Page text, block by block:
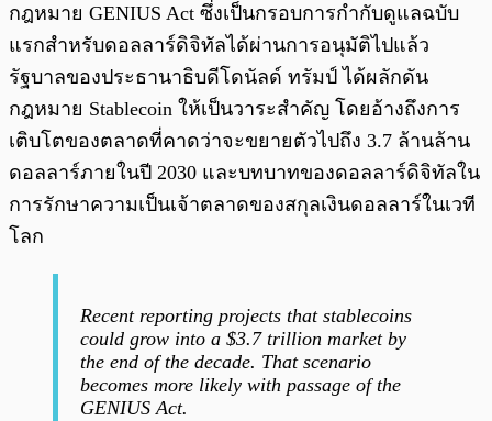
กฎหมาย GENIUS Act ซึ่งเป็นกรอบการกำกับดูแลฉบับ
แรกสำหรับดอลลาร์ดิจิทัลได้ผ่านการอนุมัติไปแล้ว
รัฐบาลของประธานาธิบดีโดนัลด์ ทรัมป์ ได้ผลักดัน
กฎหมาย Stablecoin ให้เป็นวาระสำคัญ โดยอ้างถึงการ
เติบโตของตลาดที่คาดว่าจะขยายตัวไปถึง 3.7 ล้านล้าน
ดอลลาร์ภายในปี 2030 และบทบาทของดอลลาร์ดิจิทัลใน
การรักษาความเป็นเจ้าตลาดของสกุลเงินดอลลาร์ในเวที
โลก
Recent reporting projects that stablecoins
could grow into a $3.7 trillion market by
the end of the decade. That scenario
becomes more likely with passage of the
GENIUS Act.